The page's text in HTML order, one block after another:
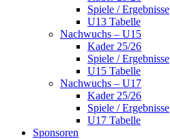
Spiele / Ergebnisse
U13 Tabelle
Nachwuchs – U15
Kader 25/26
Spiele / Ergebnisse
U15 Tabelle
Nachwuchs – U17
Kader 25/26
Spiele / Ergebnisse
U17 Tabelle
Sponsoren